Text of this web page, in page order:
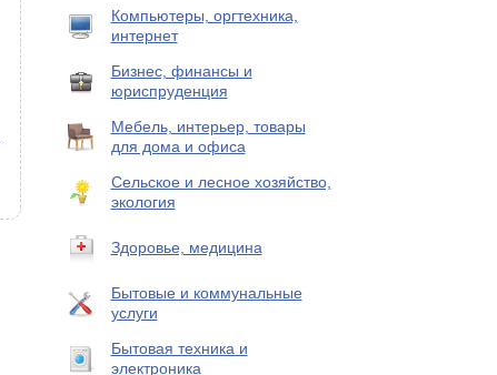
Компьютеры, оргтехника,
интернет
Бизнес, финансы и
юриспруденция
Мебель, интерьер, товары
для дома и офиса
Сельское и лесное хозяйство,
экология
Здоровье, медицина
Бытовые и коммунальные
услуги
Бытовая техника и
электроника